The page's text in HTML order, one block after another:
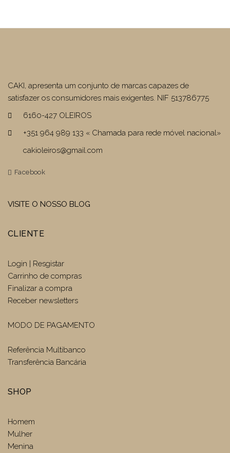
CAKI, apresenta um conjunto de marcas capazes de
satisfazer os consumidores mais exigentes. NIF 513786775
6160-427 OLEIROS
+351 964 989 133 « Chamada para rede móvel nacional»
cakioleiros@gmail.com
Facebook
VISITE O NOSSO BLOG
CLIENTE
Login | Resgistar
Carrinho de compras
Finalizar a compra
Receber newsletters
MODO DE PAGAMENTO
Referência Multibanco
Transferência Bancária
SHOP
Homem
Mulher
Menina